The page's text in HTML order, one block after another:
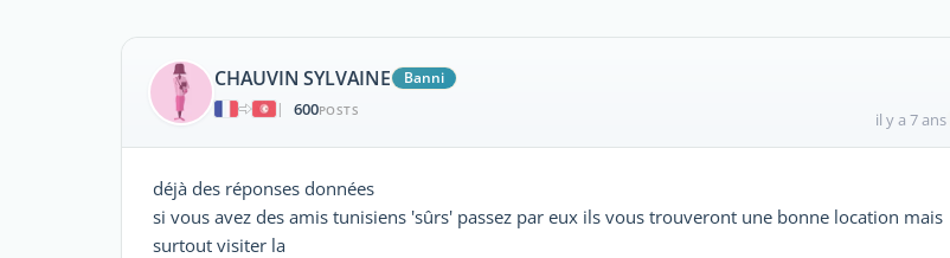
CHAUVIN SYLVAINE
Banni
|
600POSTS il y a 7 ans
déjà des réponses données
si vous avez des amis tunisiens 'sûrs' passez par eux ils vous trouveront une bonne location mais
surtout visiter la